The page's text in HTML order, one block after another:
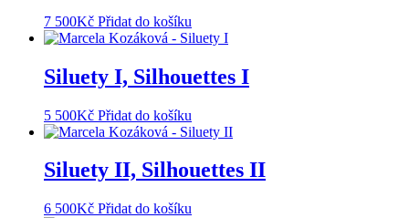
7 500Kč Přidat do košíku
Siluety I, Silhouettes I
5 500Kč Přidat do košíku
Siluety II, Silhouettes II
6 500Kč Přidat do košíku